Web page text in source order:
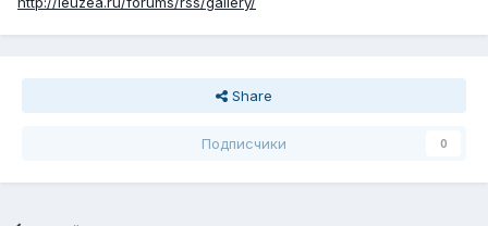
Share
Подписчики 0